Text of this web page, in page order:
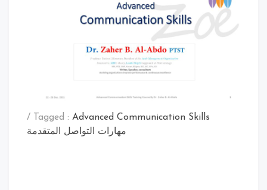
Tagged : Advanced Communication Skills
/
مهارات التواصل المتقدمة